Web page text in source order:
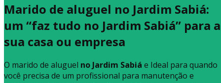
Marido de aluguel no Jardim Sabiá:
um “faz tudo no Jardim Sabiá” para a
sua casa ou empresa
O marido de aluguel no Jardim Sabiá e Ideal para quando
você precisa de um profissional para manutenção e